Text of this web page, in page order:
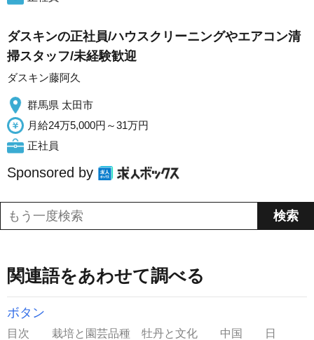
ダスキンの正社員/ハウスクリーニングやエアコン清
掃スタッフ/未経験歓迎
ダスキン藤阿久
群馬県 太田市
月給24万5,000円～31万円
正社員
Sponsored by
関連語をあわせて調べる
ボタン
目次 栽培と園芸品種 牡丹と文化 中国 日